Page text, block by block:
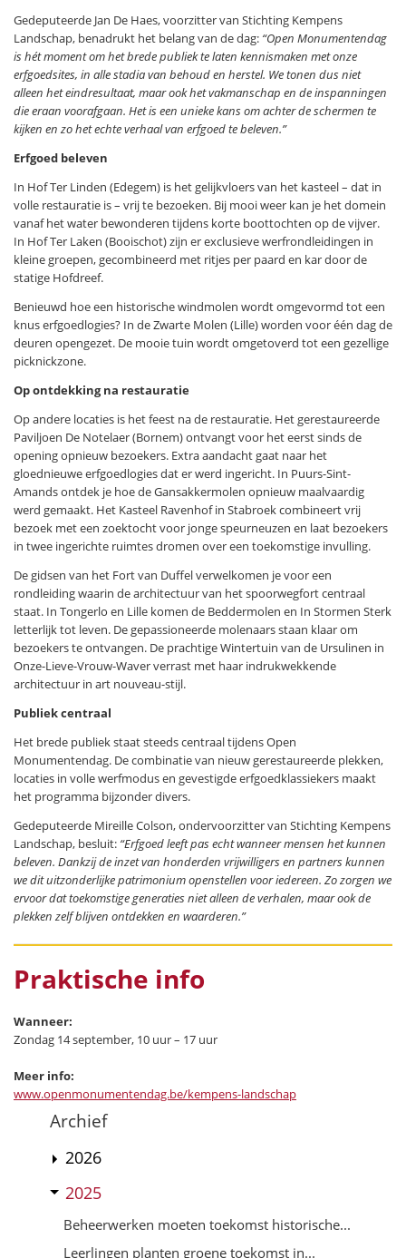
Gedeputeerde Jan De Haes, voorzitter van Stichting Kempens
Landschap, benadrukt het belang van de dag: “Open Monumentendag
is hét moment om het brede publiek te laten kennismaken met onze
erfgoedsites, in alle stadia van behoud en herstel. We tonen dus niet
alleen het eindresultaat, maar ook het vakmanschap en de inspanningen
die eraan voorafgaan. Het is een unieke kans om achter de schermen te
kijken en zo het echte verhaal van erfgoed te beleven.”
Erfgoed beleven
In Hof Ter Linden (Edegem) is het gelijkvloers van het kasteel – dat in
volle restauratie is – vrij te bezoeken. Bij mooi weer kan je het domein
vanaf het water bewonderen tijdens korte boottochten op de vijver.
In Hof Ter Laken (Booischot) zijn er exclusieve werfrondleidingen in
kleine groepen, gecombineerd met ritjes per paard en kar door de
statige Hofdreef.
Benieuwd hoe een historische windmolen wordt omgevormd tot een
knus erfgoedlogies? In de Zwarte Molen (Lille) worden voor één dag de
deuren opengezet. De mooie tuin wordt omgetoverd tot een gezellige
picknickzone.
Op ontdekking na restauratie
Op andere locaties is het feest na de restauratie. Het gerestaureerde
Paviljoen De Notelaer (Bornem) ontvangt voor het eerst sinds de
opening opnieuw bezoekers. Extra aandacht gaat naar het
gloednieuwe erfgoedlogies dat er werd ingericht. In Puurs-Sint-
Amands ontdek je hoe de Gansakkermolen opnieuw maalvaardig
werd gemaakt. Het Kasteel Ravenhof in Stabroek combineert vrij
bezoek met een zoektocht voor jonge speurneuzen en laat bezoekers
in twee ingerichte ruimtes dromen over een toekomstige invulling.
De gidsen van het Fort van Duffel verwelkomen je voor een
rondleiding waarin de architectuur van het spoorwegfort centraal
staat. In Tongerlo en Lille komen de Beddermolen en In Stormen Sterk
letterlijk tot leven. De gepassioneerde molenaars staan klaar om
bezoekers te ontvangen. De prachtige Wintertuin van de Ursulinen in
Onze-Lieve-Vrouw-Waver verrast met haar indrukwekkende
architectuur in art nouveau-stijl.
Publiek centraal
Het brede publiek staat steeds centraal tijdens Open
Monumentendag. De combinatie van nieuw gerestaureerde plekken,
locaties in volle werfmodus en gevestigde erfgoedklassiekers maakt
het programma bijzonder divers.
Gedeputeerde Mireille Colson, ondervoorzitter van Stichting Kempens
Landschap, besluit: “Erfgoed leeft pas echt wanneer mensen het kunnen
beleven. Dankzij de inzet van honderden vrijwilligers en partners kunnen
we dit uitzonderlijke patrimonium openstellen voor iedereen. Zo zorgen we
ervoor dat toekomstige generaties niet alleen de verhalen, maar ook de
plekken zelf blijven ontdekken en waarderen.”
Praktische info
Wanneer:
Zondag 14 september, 10 uur – 17 uur
Meer info:
www.openmonumentendag.be/kempens-landschap
Archief
2026
2025
Beheerwerken moeten toekomst historische...
Leerlingen planten groene toekomst in...